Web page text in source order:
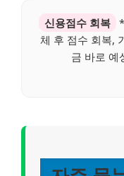
신용점수 회복
체 후 점수 회복,
금 바로 예